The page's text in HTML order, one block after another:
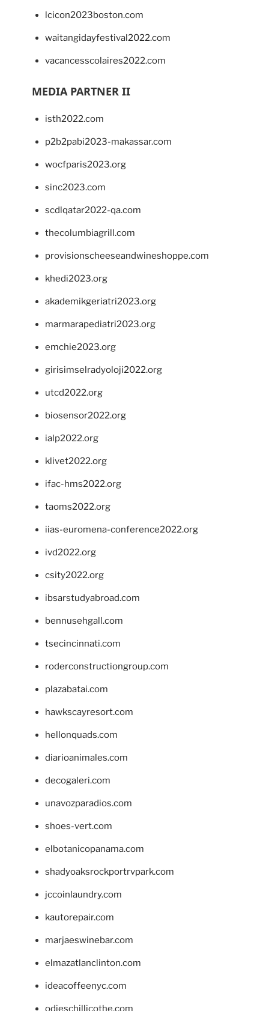
lcicon2023boston.com
waitangidayfestival2022.com
vacancesscolaires2022.com
MEDIA PARTNER II
isth2022.com
p2b2pabi2023-makassar.com
wocfparis2023.org
sinc2023.com
scdlqatar2022-qa.com
thecolumbiagrill.com
provisionscheeseandwineshoppe.com
khedi2023.org
akademikgeriatri2023.org
marmarapediatri2023.org
emchie2023.org
girisimselradyoloji2022.org
utcd2022.org
biosensor2022.org
ialp2022.org
klivet2022.org
ifac-hms2022.org
taoms2022.org
iias-euromena-conference2022.org
ivd2022.org
csity2022.org
ibsarstudyabroad.com
bennusehgall.com
tsecincinnati.com
roderconstructiongroup.com
plazabatai.com
hawkscayresort.com
hellonquads.com
diarioanimales.com
decogaleri.com
unavozparadios.com
shoes-vert.com
elbotanicopanama.com
shadyoaksrockportrvpark.com
jccoinlaundry.com
kautorepair.com
marjaeswinebar.com
elmazatlanclinton.com
ideacoffeenyc.com
odieschillicothe.com